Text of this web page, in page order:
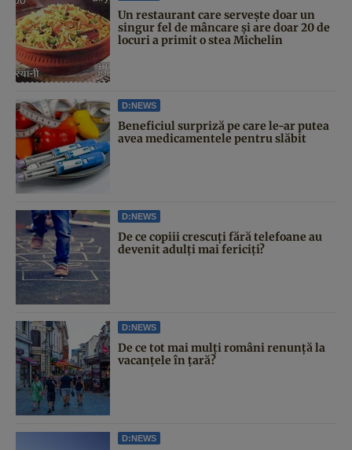
Un restaurant care servește doar un
singur fel de mâncare și are doar 20 de
locuri a primit o stea Michelin
D:NEWS
Beneficiul surpriză pe care le-ar putea
avea medicamentele pentru slăbit
D:NEWS
De ce copiii crescuți fără telefoane au
devenit adulți mai fericiți?
D:NEWS
De ce tot mai mulți români renunță la
vacanțele în țară?
D:NEWS